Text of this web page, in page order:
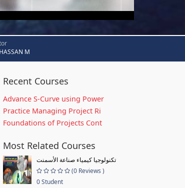
M
Recent Courses
Advance S-Curve using Power
Practice Managing Project Ri
Foundations of Projects Cont
Most Related Courses
تكنولوجيا كيمياء صناعة الأسمنت
(0 Reviews )
0 Student